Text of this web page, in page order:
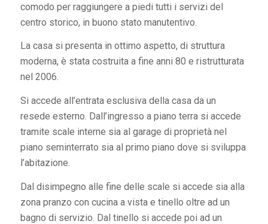
comodo per raggiungere a piedi tutti i servizi del
centro storico, in buono stato manutentivo.
La casa si presenta in ottimo aspetto, di struttura
moderna, è stata costruita a fine anni 80 e ristrutturata
nel 2006.
Si accede all’entrata esclusiva della casa da un
resede esterno. Dall’ingresso a piano terra si accede
tramite scale interne sia al garage di proprietà nel
piano seminterrato sia al primo piano dove si sviluppa
l’abitazione.
Dal disimpegno alle fine delle scale si accede sia alla
zona pranzo con cucina a vista e tinello oltre ad un
bagno di servizio. Dal tinello si accede poi ad un